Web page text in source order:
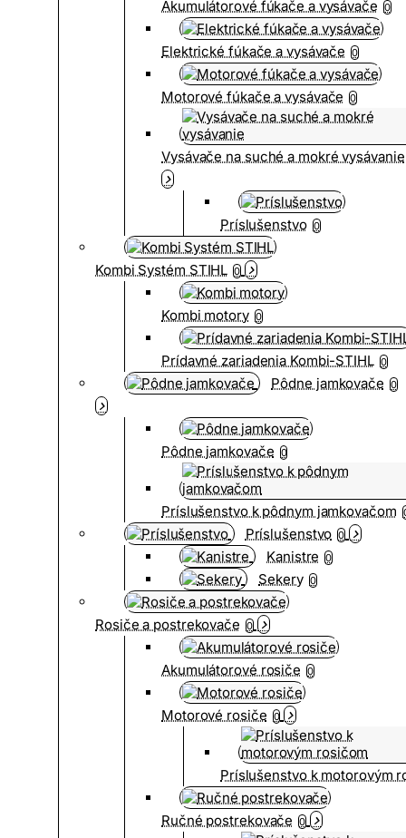
Akumulátorové fúkače a vysávače 0
Elektrické fúkače a vysávače 0
Motorové fúkače a vysávače 0
Vysávače na suché a mokré vysávanie
Príslušenstvo 0
Kombi Systém STIHL 0
Kombi motory 0
Prídavné zariadenia Kombi-STIHL 0
Pôdne jamkovače 0
Pôdne jamkovače 0
Príslušenstvo k pôdnym jamkovačom
Príslušenstvo 0
Kanistre 0
Sekery 0
Rosiče a postrekovače 0
Akumulátorové rosiče 0
Motorové rosiče 0
Príslušenstvo k motorovým
Ručné postrekovače 0